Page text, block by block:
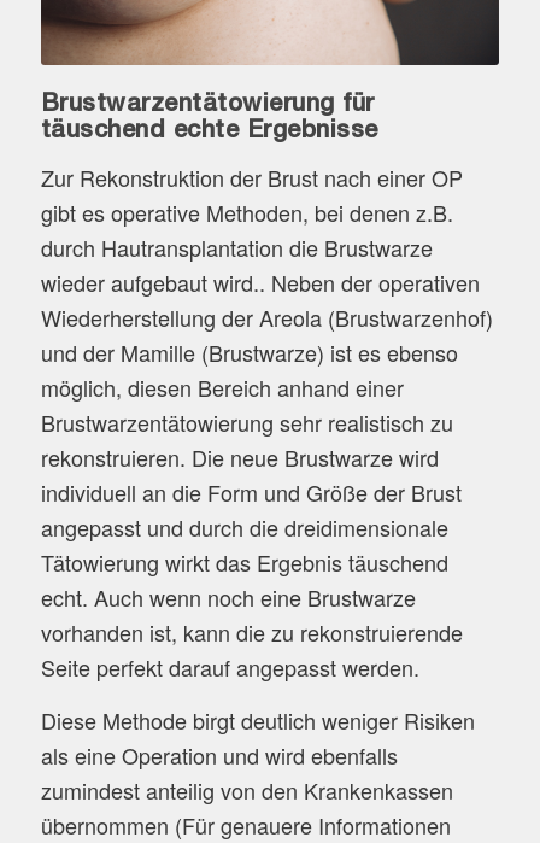
Brustwarzentätowierung für
täuschend echte Ergebnisse
Zur Rekonstruktion der Brust nach einer OP
gibt es operative Methoden, bei denen z.B.
durch Hautransplantation die Brustwarze
wieder aufgebaut wird.. Neben der operativen
Wiederherstellung der Areola (Brustwarzenhof)
und der Mamille (Brustwarze) ist es ebenso
möglich, diesen Bereich anhand einer
Brustwarzentätowierung sehr realistisch zu
rekonstruieren. Die neue Brustwarze wird
individuell an die Form und Größe der Brust
angepasst und durch die dreidimensionale
Tätowierung wirkt das Ergebnis täuschend
echt. Auch wenn noch eine Brustwarze
vorhanden ist, kann die zu rekonstruierende
Seite perfekt darauf angepasst werden.
Diese Methode birgt deutlich weniger Risiken
als eine Operation und wird ebenfalls
zumindest anteilig von den Krankenkassen
übernommen (Für genauere Informationen